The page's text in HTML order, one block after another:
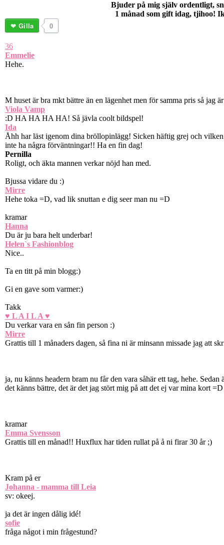
Bjuder på mig själv ordentligt,
1 månad som gift idag, tjihoo!
0
Gilla
36
Emmelie
Hehe.
M huset är bra mkt bättre än en lägenhet men för samma pris så jag
Viola Vamp
:D HA HA HA HA! Så jävla coolt bildspel!
Ida
Åhh har läst igenom dina bröllopinlägg! Sicken häftig grej och
inte ha några förväntningar!! Ha en fin dag!
Pernilla
Roligt, och äkta mannen verkar nöjd han med.
Bjussa vidare du :)
Mirre
Hehe toka =D, vad lik snuttan e dig seer man nu =D
kramar
Hanna
Du är ju bara helt underbar!
Helen`s Fashionblog
Nice..
Ta en titt på min blogg:)
Gi en gave som varmer:)
Takk
♥ L A I L A ♥
Du verkar vara en sån fin person :)
Mirre
Grattis till 1 månaders dagen, så fina ni är minsann missade jag att
ja, nu känns headern bram nu får den vara såhär ett tag, hehe.
det känns bättre, det är det jag stört mig på att det ej var mina kort =D
kramar
Emma Svensson
Grattis till en månad!! Huxflux har tiden rullat på å ni firar 30 år ;)
Kram på er
Johanna - mamma till Leia
sv: okeej.
ja det är ingen dålig idé!
sofie
fråga något i min frågestund?